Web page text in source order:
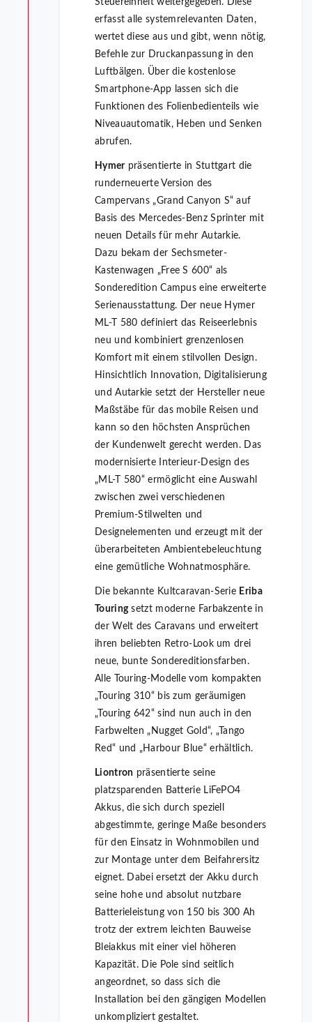
Steuereinheit weitergegeben. Diese
erfasst alle systemrelevanten Daten,
wertet diese aus und gibt, wenn nötig,
Befehle zur Druckanpassung in den
Luftbälgen. Über die kostenlose
Smartphone-App lassen sich die
Funktionen des Folienbedienteils wie
Niveauautomatik, Heben und Senken
abrufen.
Hymerpräsentierte in Stuttgart die
runderneuerte Version des
Campervans „Grand Canyon S“ auf
Basis des Mercedes-Benz Sprinter mit
neuen Details für mehr Autarkie.
Dazu bekam der Sechsmeter-
Kastenwagen „Free S 600“ als
Sonderedition Campus eine erweiterte
Serienausstattung. Der neue Hymer
ML-T 580 definiert das Reiseerlebnis
neu und kombiniert grenzenlosen
Komfort mit einem stilvollen Design.
Hinsichtlich Innovation, Digitalisierung
und Autarkie setzt der Hersteller neue
Maßstäbe für das mobile Reisen und
kann so den höchsten Ansprüchen
der Kundenwelt gerecht werden. Das
modernisierte Interieur-Design des
„ML-T 580“ ermöglicht eine Auswahl
zwischen zwei verschiedenen
Premium-Stilwelten und
Designelementen und erzeugt mit der
überarbeiteten Ambientebeleuchtung
eine gemütliche Wohnatmosphäre.
Die bekannte Kultcaravan-Serie Eriba
Touringsetzt moderne Farbakzente in
der Welt des Caravans und erweitert
ihren beliebten Retro-Look um drei
neue, bunte Sondereditionsfarben.
Alle Touring-Modelle vom kompakten
„Touring 310“ bis zum geräumigen
„Touring 642“ sind nun auch in den
Farbwelten „Nugget Gold“, „Tango
Red“ und „Harbour Blue“ erhältlich.
Liontron präsentierte seine
platzsparenden Batterie LiFePO4
Akkus, die sich durch speziell
abgestimmte, geringe Maße besonders
für den Einsatz in Wohnmobilen und
zur Montage unter dem Beifahrersitz
eignet. Dabei ersetzt der Akku durch
seine hohe und absolut nutzbare
Batterieleistung von 150 bis 300 Ah
trotz der extrem leichten Bauweise
Bleiakkus mit einer viel höheren
Kapazität. Die Pole sind seitlich
angeordnet, so dass sich die
Installation bei den gängigen Modellen
unkompliziert gestaltet.